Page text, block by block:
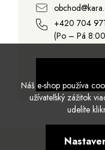
+420 704
(Po – Pá
Náš e-shop používa
užívateľský zážitok
udelíte